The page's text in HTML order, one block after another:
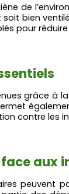
de
bien
pour
grâce à
contre les
aux
peuvent